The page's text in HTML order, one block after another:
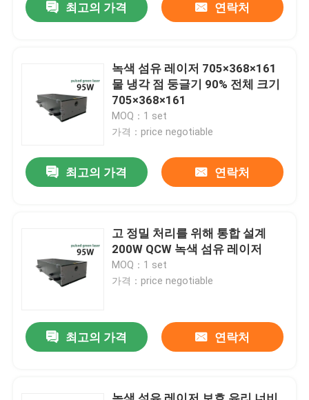
최고의 가격 연락처
녹색 섬유 레이저 705×368×161
물 냉각 점 둥글기 90% 전체 크기
705×368×161
MOQ：1 set
가격：price negotiable
최고의 가격 연락처
고 정밀 처리를 위해 통합 설계
200W QCW 녹색 섬유 레이저
MOQ：1 set
가격：price negotiable
최고의 가격 연락처